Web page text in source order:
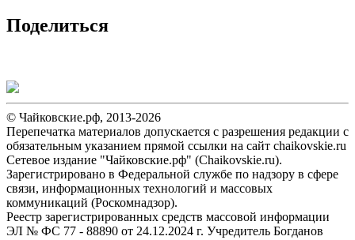
Поделиться
© Чайковские.рф, 2013-2026
Перепечатка материалов допускается с разрешения редакции с
обязательным указанием прямой ссылки на сайт chaikovskie.ru
Сетевое издание "Чайковские.рф" (Chaikovskie.ru).
Зарегистрировано в Федеральной службе по надзору в сфере
связи, информационных технологий и массовых
коммуникаций (Роскомнадзор).
Реестр зарегистрированных средств массовой информации
ЭЛ № ФС 77 - 88890 от 24.12.2024 г. Учредитель Богданов